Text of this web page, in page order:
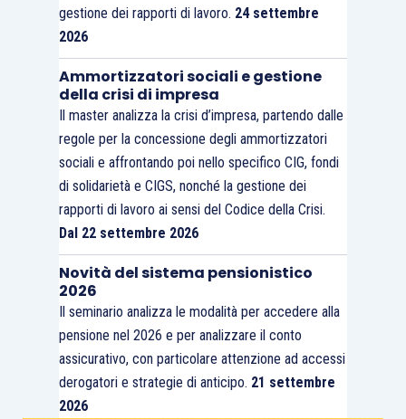
gestione dei rapporti di lavoro. 24 settembre
2026
Ammortizzatori sociali e gestione
della crisi di impresa
Il master analizza la crisi d’impresa, partendo dalle
regole per la concessione degli ammortizzatori
sociali e affrontando poi nello specifico CIG, fondi
di solidarietà e CIGS, nonché la gestione dei
rapporti di lavoro ai sensi del Codice della Crisi.
Dal 22 settembre 2026
Novità del sistema pensionistico
2026
Il seminario analizza le modalità per accedere alla
pensione nel 2026 e per analizzare il conto
assicurativo, con particolare attenzione ad accessi
derogatori e strategie di anticipo. 21 settembre
2026